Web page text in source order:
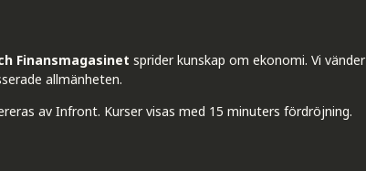
Finansmagasinet sprider kunskap om ekonomi. Vi vänder
allmänheten.
av Infront. Kurser visas med 15 minuters fördröjning.